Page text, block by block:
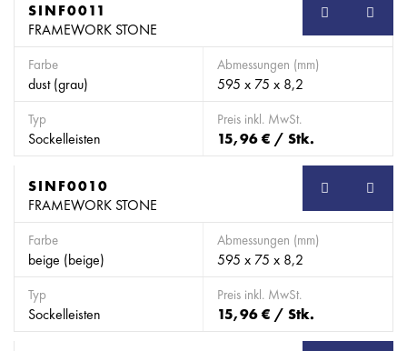
SB
SINF0011
FRAMEWORK STONE
Farbe
dust (grau)
Abmessungen (mm)
595 x 75 x 8,2
Typ
Sockelleisten
Preis inkl. MwSt.
15,96 € / Stk.
SB
SINF0010
FRAMEWORK STONE
Farbe
beige (beige)
Abmessungen (mm)
595 x 75 x 8,2
Typ
Sockelleisten
Preis inkl. MwSt.
15,96 € / Stk.